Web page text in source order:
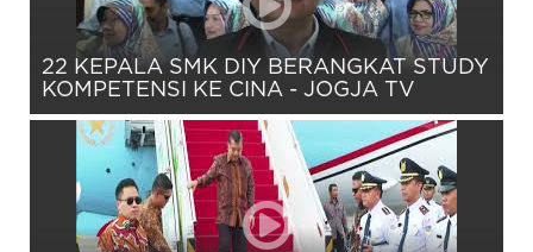
22 KEPALA SMK DIY BERANGKAT STUDY
KOMPETENSI KE CINA - JOGJA TV